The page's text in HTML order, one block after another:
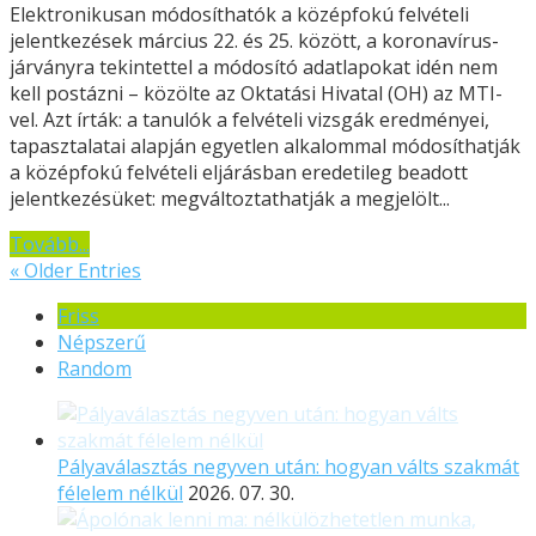
Elektronikusan módosíthatók a középfokú felvételi
jelentkezések március 22. és 25. között, a koronavírus-
járványra tekintettel a módosító adatlapokat idén nem
kell postázni – közölte az Oktatási Hivatal (OH) az MTI-
vel. Azt írták: a tanulók a felvételi vizsgák eredményei,
tapasztalatai alapján egyetlen alkalommal módosíthatják
a középfokú felvételi eljárásban eredetileg beadott
jelentkezésüket: megváltoztathatják a megjelölt...
Tovább...
« Older Entries
Friss
Népszerű
Random
Pályaválasztás negyven után: hogyan válts szakmát
félelem nélkül 2026. 07. 30.